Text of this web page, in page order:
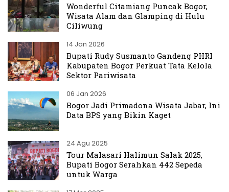
Wonderful Citamiang Puncak Bogor,
Wisata Alam dan Glamping di Hulu
Ciliwung
14 Jan 2026
Bupati Rudy Susmanto Gandeng PHRI
Kabupaten Bogor Perkuat Tata Kelola
Sektor Pariwisata
06 Jan 2026
Bogor Jadi Primadona Wisata Jabar, Ini
Data BPS yang Bikin Kaget
24 Agu 2025
Tour Malasari Halimun Salak 2025,
Bupati Bogor Serahkan 442 Sepeda
untuk Warga